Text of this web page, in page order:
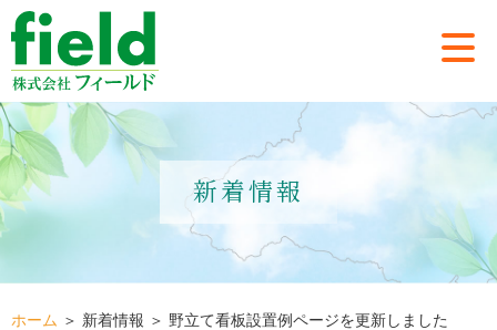
新着情報
ホーム ＞ 新着情報 ＞ 野立て看板設置例ページを更新しました